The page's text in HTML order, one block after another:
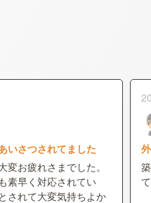
いさつされてました
お疲れさまでした。
素早く対応されてい
されて大変気持ちよか